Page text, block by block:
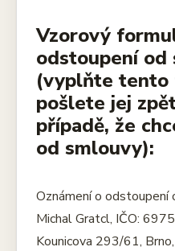
Vzorový
odstoupení od
(vyplňte tento
pošlete jej
případě, že
od smlouvy):
Oznámení o
Michal Gratcl, IČO:
Kounicova 293/61,